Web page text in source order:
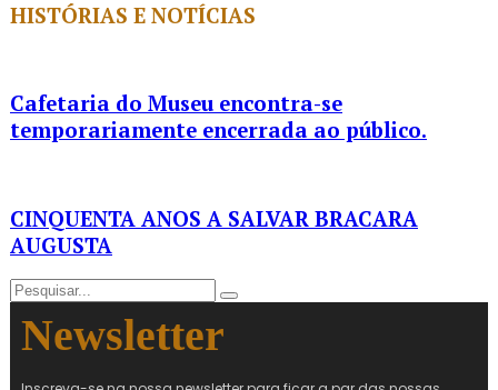
HISTÓRIAS E NOTÍCIAS
Cafetaria do Museu encontra-se
temporariamente encerrada ao público.
CINQUENTA ANOS A SALVAR BRACARA
AUGUSTA